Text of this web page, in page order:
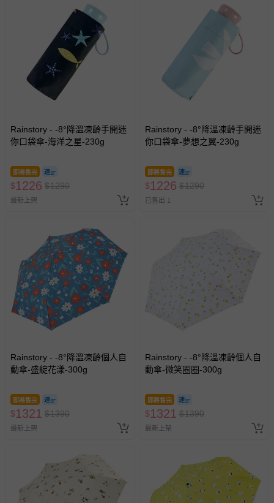
Rainstory - -8°降溫凍齡手開迷
你口袋傘-海洋之星-230g
即將售完
$1226 $1290
最新上架
Rainstory - -8°降溫凍齡手開迷
你口袋傘-夢想之翼-230g
即將售完
$1226 $1290
已售出 1
Rainstory - -8°降溫凍齡個人自
動傘-盛綻花漾-300g
即將售完
$1321 $1390
最新上架
Rainstory - -8°降溫凍齡個人自
動傘-微笑圈圈-300g
即將售完
$1321 $1390
最新上架